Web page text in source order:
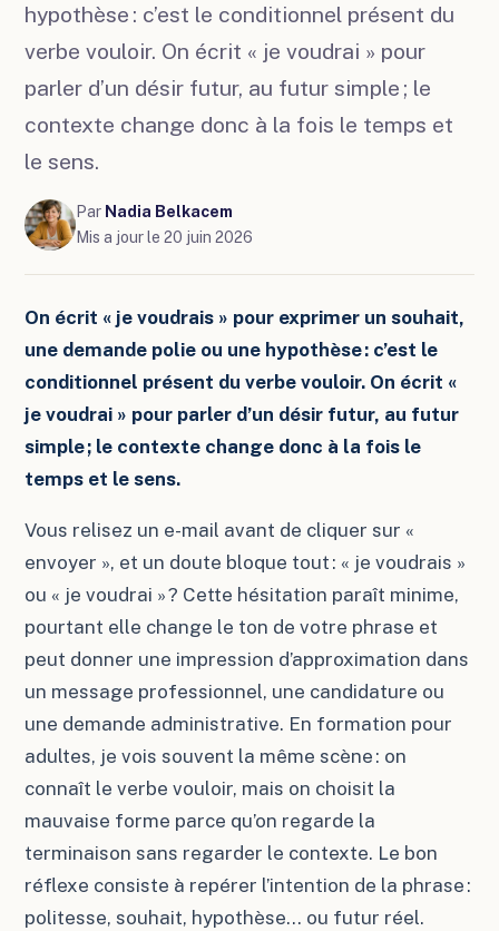
hypothèse : c’est le conditionnel présent du
verbe vouloir. On écrit « je voudrai » pour
parler d’un désir futur, au futur simple ; le
contexte change donc à la fois le temps et
le sens.
Par Nadia Belkacem
Mis a jour le20 juin 2026
On écrit « je voudrais » pour exprimer un souhait,
une demande polie ou une hypothèse : c’est le
conditionnel présent du verbe vouloir. On écrit «
je voudrai » pour parler d’un désir futur, au futur
simple ; le contexte change donc à la fois le
temps et le sens.
Vous relisez un e-mail avant de cliquer sur «
envoyer », et un doute bloque tout : « je voudrais »
ou « je voudrai » ? Cette hésitation paraît minime,
pourtant elle change le ton de votre phrase et
peut donner une impression d’approximation dans
un message professionnel, une candidature ou
une demande administrative. En formation pour
adultes, je vois souvent la même scène : on
connaît le verbe vouloir, mais on choisit la
mauvaise forme parce qu’on regarde la
terminaison sans regarder le contexte. Le bon
réflexe consiste à repérer l’intention de la phrase :
politesse, souhait, hypothèse… ou futur réel.